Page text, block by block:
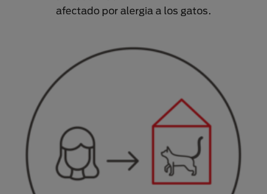
afectado por alergia a los gatos.